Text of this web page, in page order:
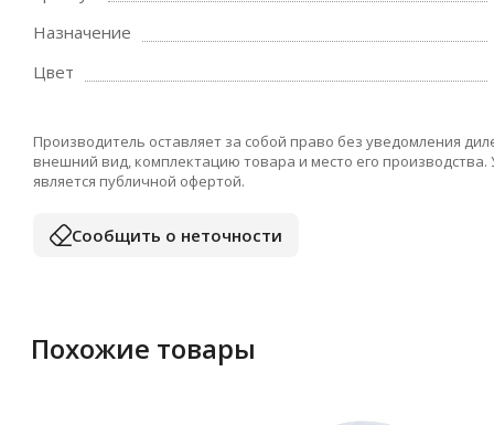
Назначение
Цвет
Производитель оставляет за собой право без уведомления
внешний вид, комплектацию товара и место его
является публичной офертой.
Сообщить о неточности
Похожие товары